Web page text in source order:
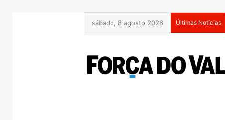
sábado, 8 agosto 2026 Últimas Notícias